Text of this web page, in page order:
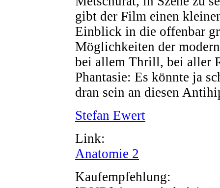
gibt der Film einen
Einblick in die offenbar
Möglichkeiten der
bei allem Thrill, bei aller
Phantasie: Es könnte ja
dran sein an diesen
Stefan Ewert
Link:
Anatomie 2
Kaufempfehlung: